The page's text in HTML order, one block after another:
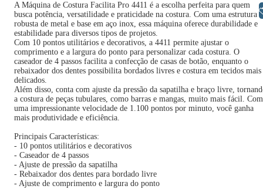
A Máquina de Costura Facilita Pro 4411 é a escolha perfeita para quem
busca potência, versatilidade e praticidade na costura. Com uma estrutura
robusta de metal e base em aço inox, essa máquina oferece durabilidade e
estabilidade para diversos tipos de projetos.
Com 10 pontos utilitários e decorativos, a 4411 permite ajustar o
comprimento e a largura do ponto para personalizar cada costura. O
caseador de 4 passos facilita a confecção de casas de botão, enquanto o
rebaixador dos dentes possibilita bordados livres e costura em tecidos mais
delicados.
Além disso, conta com ajuste da pressão da sapatilha e braço livre,
a costura de peças tubulares, como barras e mangas, muito mais fácil. Com
uma impressionante velocidade de 1.100 pontos por minuto, você ganha
mais produtividade e eficiência.
Principais Características:
- 10 pontos utilitários e decorativos
- Caseador de 4 passos
- Ajuste de pressão da sapatilha
- Rebaixador dos dentes para bordado livre
- Ajuste de comprimento e largura do ponto
Libras